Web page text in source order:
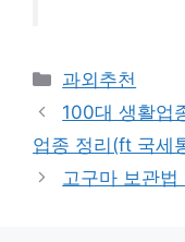
카
테
리
과외추천
100대 생활업
업종 정리(ft 국세
고구마 보관